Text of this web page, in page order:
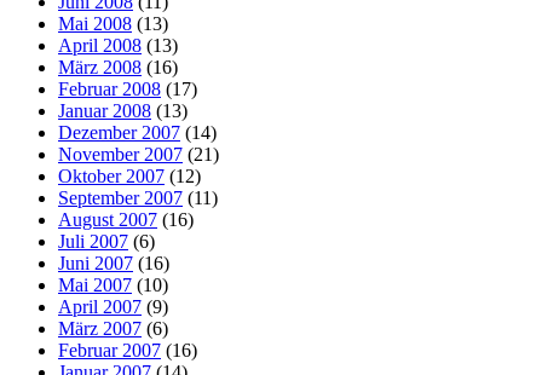
Mai 2008 (13)
April 2008 (13)
März 2008 (16)
Februar 2008 (17)
Januar 2008 (13)
Dezember 2007 (14)
November 2007 (21)
Oktober 2007 (12)
September 2007 (11)
August 2007 (16)
Juli 2007 (6)
Juni 2007 (16)
Mai 2007 (10)
April 2007 (9)
März 2007 (6)
Februar 2007 (16)